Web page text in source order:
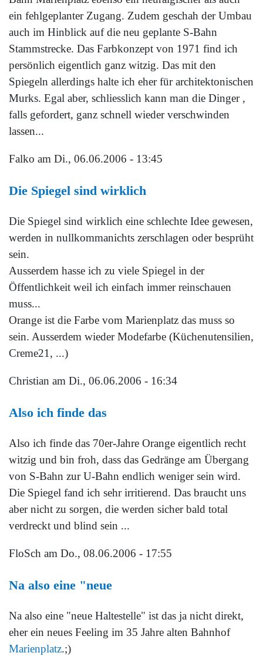
ein fehlgeplanter Zugang. Zudem geschah der Umbau
auch im Hinblick auf die neu geplante S-Bahn
Stammstrecke. Das Farbkonzept von 1971 find ich
persönlich eigentlich ganz witzig. Das mit den
Spiegeln allerdings halte ich eher für architektonischen
Murks. Egal aber, schliesslich kann man die Dinger ,
falls gefordert, ganz schnell wieder verschwinden
lassen...
Falko am Di., 06.06.2006 - 13:45
Die Spiegel sind wirklich
Die Spiegel sind wirklich eine schlechte Idee gewesen,
werden in nullkommanichts zerschlagen oder besprüht
sein.
Ausserdem hasse ich zu viele Spiegel in der
Öffentlichkeit weil ich einfach immer reinschauen
muss...
Orange ist die Farbe vom Marienplatz das muss so
sein. Ausserdem wieder Modefarbe (Küchenutensilien,
Creme21, ...)
Christian am Di., 06.06.2006 - 16:34
Also ich finde das
Also ich finde das 70er-Jahre Orange eigentlich recht
witzig und bin froh, dass das Gedränge am Übergang
von S-Bahn zur U-Bahn endlich weniger sein wird.
Die Spiegel fand ich sehr irritierend. Das braucht uns
aber nicht zu sorgen, die werden sicher bald total
verdreckt und blind sein ...
FloSch am Do., 08.06.2006 - 17:55
Na also eine "neue
Na also eine "neue Haltestelle" ist das ja nicht direkt,
eher ein neues Feeling im 35 Jahre alten Bahnhof
Marienplatz.;)